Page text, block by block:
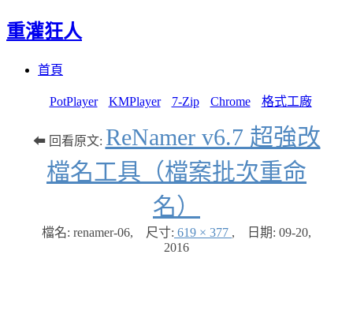
重灌狂人
首頁
PotPlayer KMPlayer 7-Zip Chrome 格式工廠
⬅ 回看原文: ReNamer v6.7 超強改
檔名工具（檔案批次重命
名）
檔名: renamer-06, 尺寸: 619 × 377 , 日期: 09-20,
2016